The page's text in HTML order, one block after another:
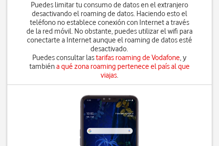
Puedes limitar tu consumo de datos en el extranjero
desactivando el roaming de datos. Haciendo esto el
teléfono no establece conexión con Internet a través
de la red móvil. No obstante, puedes utilizar el wifi para
conectarte a Internet aunque el roaming de datos esté
desactivado.
Puedes consultar lastarifas roaming de Vodafone, y
tambiéna qué zona roaming pertenece el país al que
viajas.